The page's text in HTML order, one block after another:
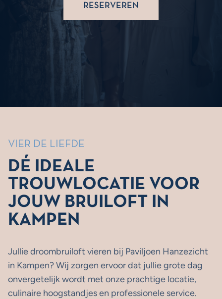
RESERVEREN
VIER DE LIEFDE
DÉ IDEALE
TROUWLOCATIE VOOR
JOUW BRUILOFT IN
KAMPEN
Jullie droombruiloft vieren bij Paviljoen Hanzezicht
in Kampen? Wij zorgen ervoor dat jullie grote dag
onvergetelijk wordt met onze prachtige locatie,
culinaire hoogstandjes en professionele service.